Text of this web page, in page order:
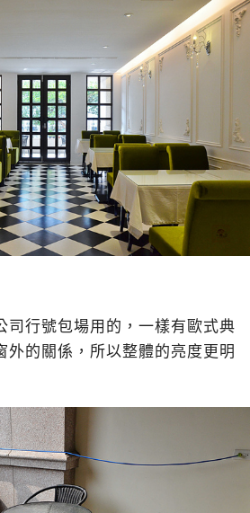
司行號包場用的，一樣有歐式典
外的關係，所以整體的亮度更明